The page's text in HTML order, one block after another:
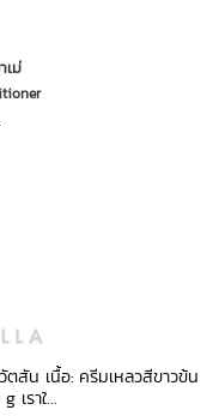
เม่
สัน เนื้อ: ครีมเหลวสีขาวข้น
เราใ...